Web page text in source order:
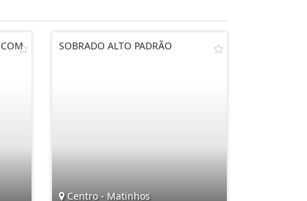
SOBRADO ALTO PADRÃO
Centro - Matinhos